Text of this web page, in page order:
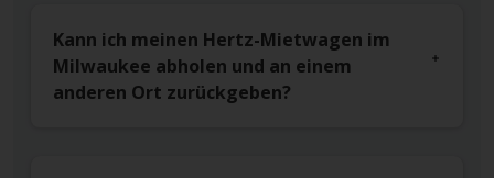
Kann ich meinen Hertz-Mietwagen im
Milwaukee abholen und an einem
anderen Ort zurückgeben?